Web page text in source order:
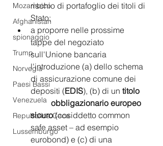
Mozambico
Afghanistan
spionaggio
Trump
Norvegia
Paesi Bassi
Venezuela
Repubblica Ceca
Lussemburgo
rischio di portafoglio dei titoli di
Stato;
a proporre nelle prossime
tappe del negoziato
sull'Unione bancaria
l'introduzione (a) dello schema
di assicurazione comune dei
depositi (EDIS), (b) di un titolo
	obbligazionario europeo
sicuro (cosiddetto common
safe asset – ad esempio
eurobond) e (c) di una